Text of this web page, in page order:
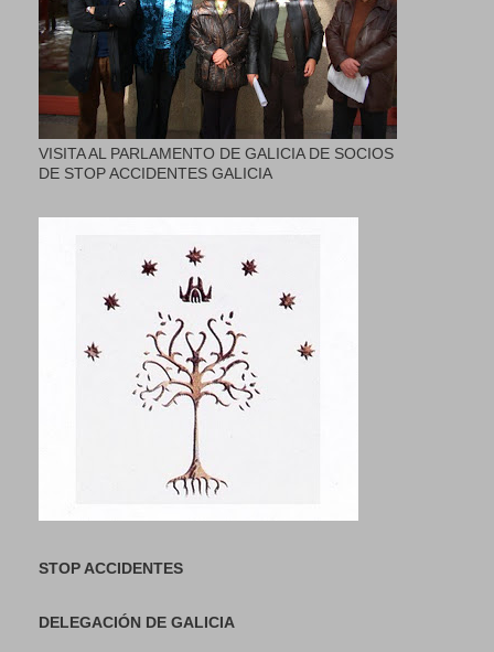
VISITA AL PARLAMENTO DE GALICIA DE SOCIOS
DE STOP ACCIDENTES GALICIA
STOP ACCIDENTES
DELEGACIÓN DE GALICIA